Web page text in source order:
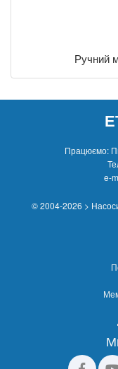
Ручний
Працюємо:
e-
© 2004-2026 >